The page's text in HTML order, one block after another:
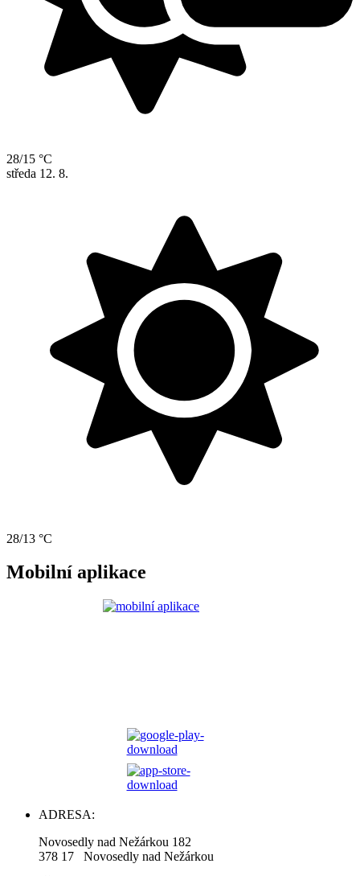
28/15 °C
středa 12. 8.
28/13 °C
Mobilní aplikace
ADRESA:
Novosedly nad Nežárkou 182
378 17 Novosedly nad Nežárkou